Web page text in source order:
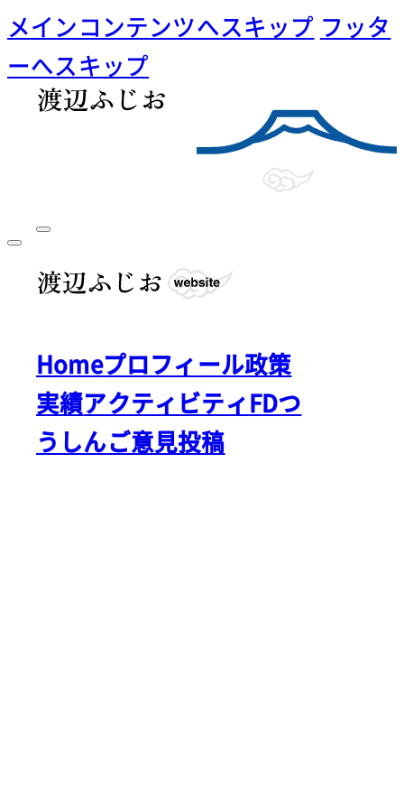
メインコンテンツへスキップ フッタ
ーへスキップ
Homeプロフィール政策
実績アクティビティFDつ
うしんご意見投稿